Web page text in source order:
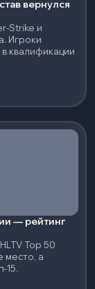
вернулся
Strike и
Игроки
квалификации
— рейтинг
Top 50
место, а
15.